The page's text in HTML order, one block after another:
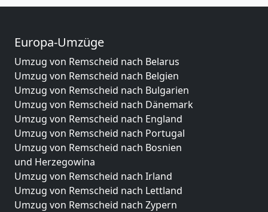
Europa-Umzüge
Umzug von Remscheid nach Belarus
Umzug von Remscheid nach Belgien
Umzug von Remscheid nach Bulgarien
Umzug von Remscheid nach Dänemark
Umzug von Remscheid nach England
Umzug von Remscheid nach Portugal
Umzug von Remscheid nach Bosnien
und Herzegowina
Umzug von Remscheid nach Irland
Umzug von Remscheid nach Lettland
Umzug von Remscheid nach Zypern